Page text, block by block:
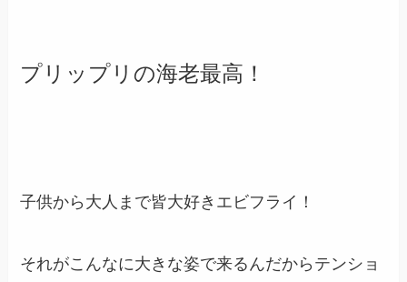
プリップリの海老最高！
子供から大人まで皆大好きエビフライ！
それがこんなに大きな姿で来るんだからテンショ